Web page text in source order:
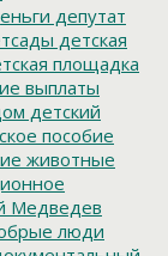
депутат
детская
площадка
выплаты
детский
пособие
животные
Медведев
люди